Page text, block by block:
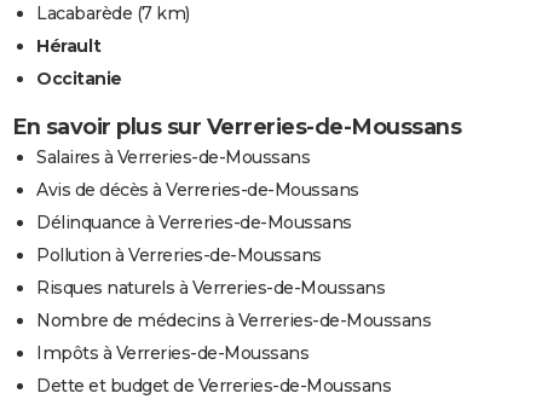
Bricolage
Lifestyle
Culture
Sport
Auto
Television
Voyage
CinemaLacabarède (7 km)
Hérault
Occitanie
En savoir plus sur Verreries-de-Moussans
Salaires à Verreries-de-Moussans
Avis de décès à Verreries-de-Moussans
Délinquance à Verreries-de-Moussans
Pollution à Verreries-de-Moussans
Risques naturels à Verreries-de-Moussans
Nombre de médecins à Verreries-de-Moussans
Impôts à Verreries-de-Moussans
Dette et budget de Verreries-de-Moussans